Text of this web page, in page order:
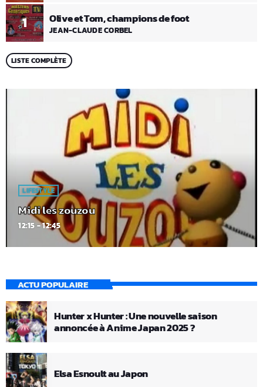
1 Olive et Tom, champions de foot
JEAN-CLAUDE CORBEL
LISTE COMPLÈTE
LIFESTYLE
Midi les zouzou
12:15 - 12:45
ACTU POPULAIRE
Hunter x Hunter : Une nouvelle saison
annoncée à Anime Japan 2025 ?
Elsa Esnoult au Japon